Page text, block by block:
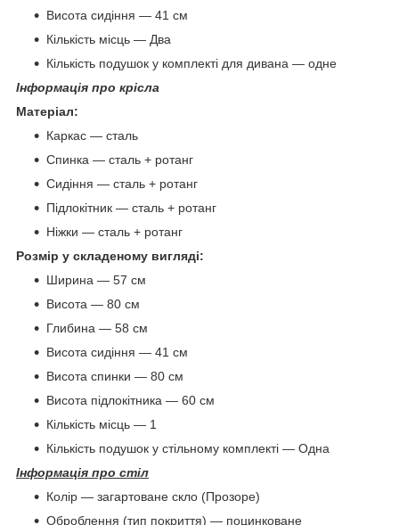
Висота сидіння — 41 см
Кількість місць — Два
Кількість подушок у комплекті для дивана — одне
Інформація про крісла
Матеріал:
Каркас — сталь
Спинка — сталь + ротанг
Сидіння — сталь + ротанг
Підлокітник — сталь + ротанг
Ніжки — сталь + ротанг
Розмір у складеному вигляді:
Ширина — 57 см
Висота — 80 см
Глибина — 58 см
Висота сидіння — 41 см
Висота спинки — 80 см
Висота підлокітника — 60 см
Кількість місць — 1
Кількість подушок у стільному комплекті — Одна
Інформація про стіл
Колір — загартоване скло (Прозоре)
Оброблення (тип покриття) — поцинковане